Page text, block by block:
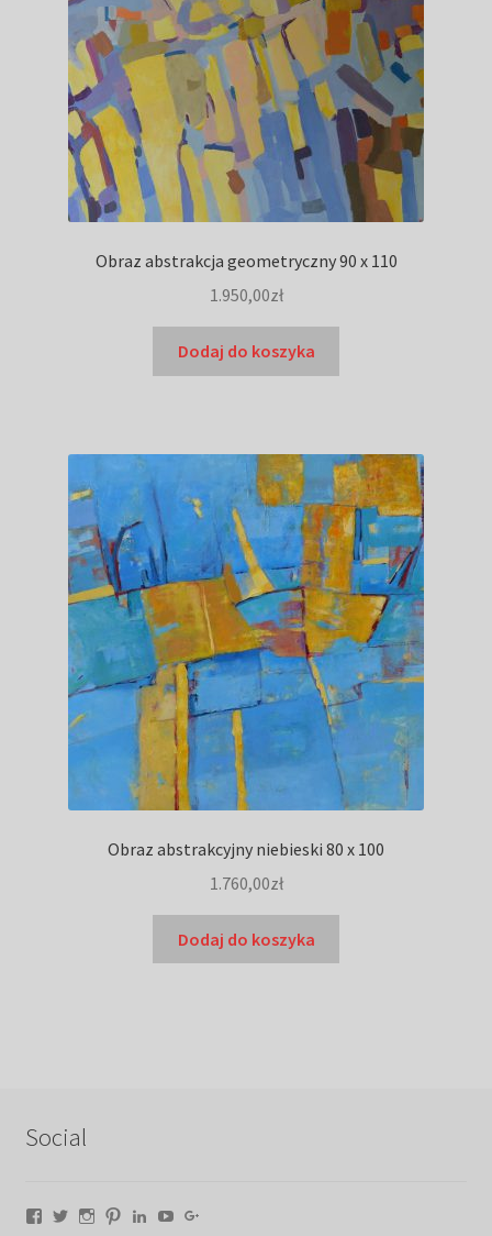
Obraz abstrakcja geometryczny 90 x 110
1.950,00zł
Dodaj do koszyka
Obraz abstrakcyjny niebieski 80 x 100
1.760,00zł
Dodaj do koszyka
Social
Facebook
TwitterInstagram
PinterestLinkedIn
YouTube